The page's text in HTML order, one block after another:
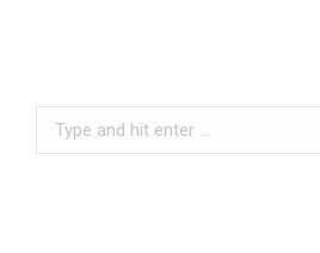
Search: